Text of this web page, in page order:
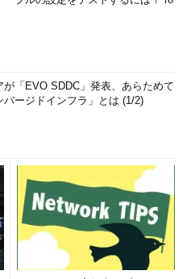
が「EVO SDDC」発表、あらためて
バージドインフラ」とは (1/2)